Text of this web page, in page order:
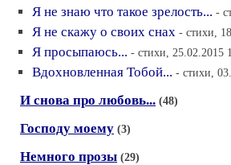
Я не знаю что такое зрелость... -
Я не скажу о своих снах - стихи,
Я просыпаюсь... - стихи, 25.02.2015
Вдохновленная Тобой... - стихи,
И снова про любовь... (48)
Господу моему (3)
Немного прозы (29)